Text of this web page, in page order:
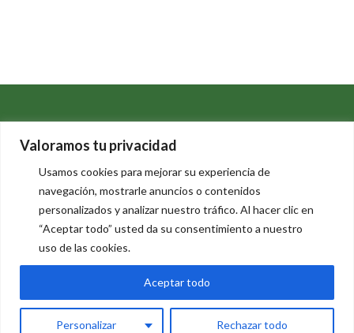
Valoramos tu privacidad
Usamos cookies para mejorar su experiencia de
navegación, mostrarle anuncios o contenidos
personalizados y analizar nuestro tráfico. Al hacer clic en
“Aceptar todo” usted da su consentimiento a nuestro
uso de las cookies.
Personalizar Rechazar todo
Aceptar todo
46812 Aielo de Malferit (Valencia)
Aviso Legal-Política de Privacidad-Política de